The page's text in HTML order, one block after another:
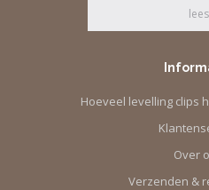
Hoeveel levelling clips
Over
Verzenden &